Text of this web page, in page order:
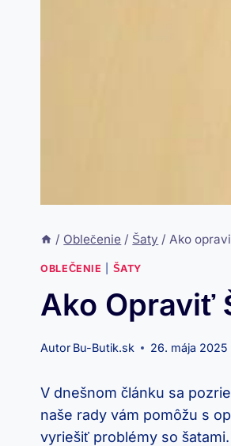
/ Oblečenie / Šaty / Ako
OBLEČENIE ŠATY
Ako Opraviť
Autor Bu-Butik.sk 26. mája 2025
V dnešnom článku sa
naše rady vám pomôžu ⁢s
vyriešiť problémy so šatami.